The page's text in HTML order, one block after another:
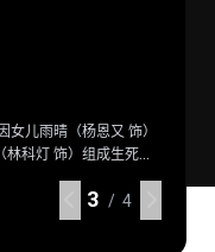
卡拉·佐-艾尔（米莉·
与一位意想不到的同
的壮阔征途。
3 / 4
切入名为“后室”的神秘
边际的黄色房间，没有
因斯夫 饰）为寻回克拉
理防线的崩塌，未知
3 / 4
儿雨晴（杨恩又 饰）
科灯 饰）组成生死同
（黎唯 饰）与嗜血杀手
，鲜血开路，从血肉翻
3 / 4
佩德罗·帕斯卡 饰）与
冷峻坚毅的赏金猎人丁
堵中突围；看似弱小的
战力，为搭档化解危
，直面远比以往更为凶
3 / 4